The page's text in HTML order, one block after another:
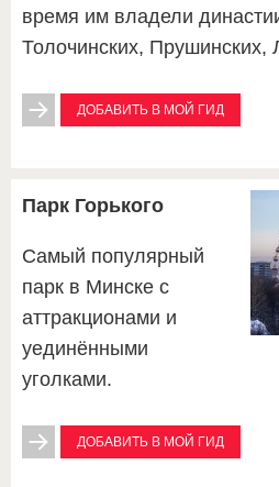
время им владели
Толочинских, Прушинских,
ДОБАВИТЬ В МОЙ ГИД
Парк Горького
Самый популярный
парк в Минске с
аттракционами и
уединёнными
уголками.
ДОБАВИТЬ В МОЙ ГИД